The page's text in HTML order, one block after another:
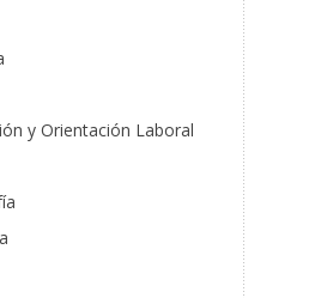
y Orientación Laboral